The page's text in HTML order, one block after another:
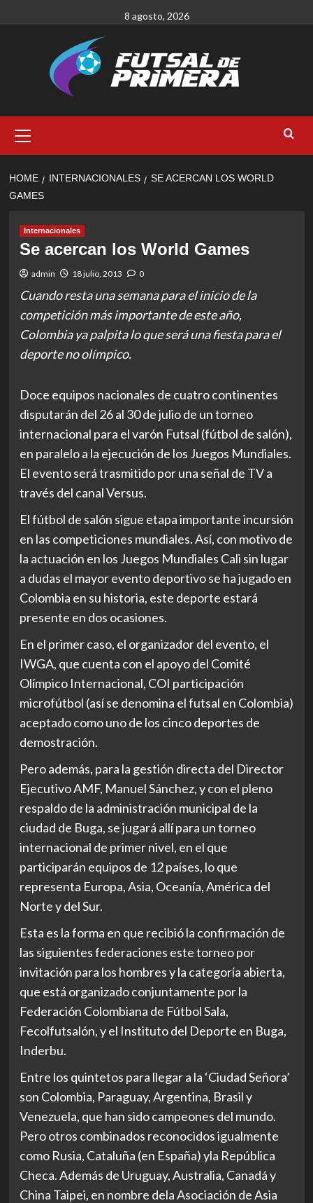
8 agosto, 2026
Menu
HOME INTERNACIONALES
SE ACERCAN LOS WORLD
GAMES
Internacionales
Se acercan los World Games
admin 18 julio, 2013 0
Cuando resta una semana para el inicio de la
competición más importante de este año,
Colombia ya palpita lo que será una fiesta para el
deporte no olímpico.
Doce equipos nacionales de cuatro continentes
disputarán del 26 al 30 de julio de un torneo
internacional para el varón Futsal (fútbol de salón),
en paralelo a la ejecución de los Juegos Mundiales.
El evento será trasmitido por una señal de TV a
través del canal Versus.
El fútbol de salón sigue etapa importante incursión
en las competiciones mundiales. Así, con motivo de
la actuación en los Juegos Mundiales Cali sin lugar
a dudas el mayor evento deportivo se ha jugado en
Colombia en su historia, este deporte estará
presente en dos ocasiones.
En el primer caso, el organizador del evento, el
IWGA, que cuenta con el apoyo del Comité
Olímpico Internacional, COI participación
microfútbol (así se denomina el futsal en Colombia)
aceptado como uno de los cinco deportes de
demostración.
Pero además, para la gestión directa del Director
Ejecutivo AMF, Manuel Sánchez, y con el pleno
respaldo de la administración municipal de la
ciudad de Buga, se jugará allí para un torneo
internacional de primer nivel, en el que
participarán equipos de 12 países, lo que
representa Europa, Asia, Oceanía, América del
Norte y del Sur.
Esta es la forma en que recibió la confirmación de
las siguientes federaciones este torneo por
invitación para los hombres y la categoría abierta,
que está organizado conjuntamente por la
Federación Colombiana de Fútbol Sala,
Fecolfutsalón, y el Instituto del Deporte en Buga,
Inderbu.
Entre los quintetos para llegar a la ‘Ciudad Señora’
son Colombia, Paraguay, Argentina, Brasil y
Venezuela, que han sido campeones del mundo.
Pero otros combinados reconocidos igualmente
como Rusia, Cataluña (en España) yla República
Checa. Además de Uruguay, Australia, Canadá y
China Taipei, en nombre dela Asociación de Asia